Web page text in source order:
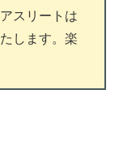
スリートは
します。楽